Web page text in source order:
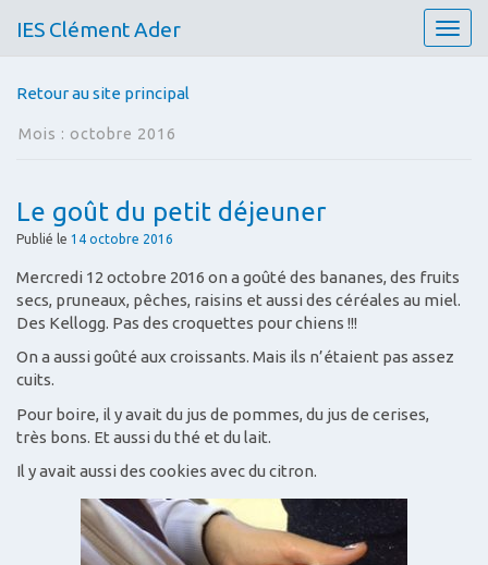
T
o
a
t
o
IES Clément Ader
Retour au site principal
Mois : octobre 2016
Le goût du petit déjeuner
Publié le 14 octobre 2016
Mercredi 12 octobre 2016 on a goûté des bananes, des fruits
secs, pruneaux, pêches, raisins et aussi des céréales au miel.
Des Kellogg. Pas des croquettes pour chiens !!!
On a aussi goûté aux croissants. Mais ils n’étaient pas assez
cuits.
Pour boire, il y avait du jus de pommes, du jus de cerises,
très bons. Et aussi du thé et du lait.
Il y avait aussi des cookies avec du citron.